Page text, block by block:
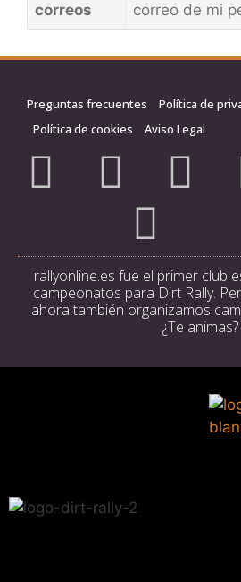
correos
correo de mi
Preguntas frecuentes
Política de
Política de cookies
Aviso Legal
rallyonline.es fue el primer club
campeonatos para Dirt Rally.
ahora también organizamos
¿Te animas?